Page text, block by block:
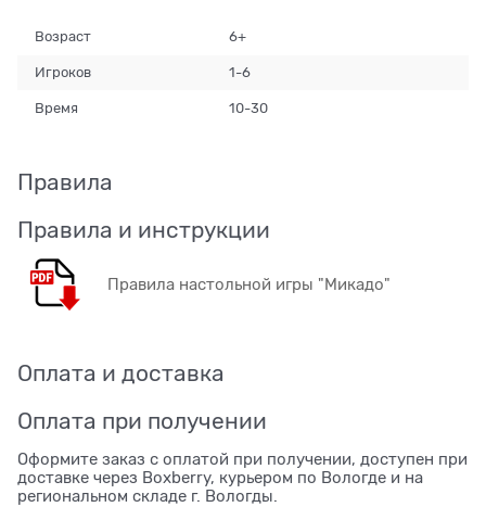
Возраст 6+
Игроков 1-6
Время 10-30
Правила
Правила и инструкции
Правила настольной игры "Микадо"
Оплата и доставка
Оплата при получении
Оформите заказ с оплатой при получении, доступен при
доставке через Boxberry, курьером по Вологде и на
региональном складе г. Вологды.